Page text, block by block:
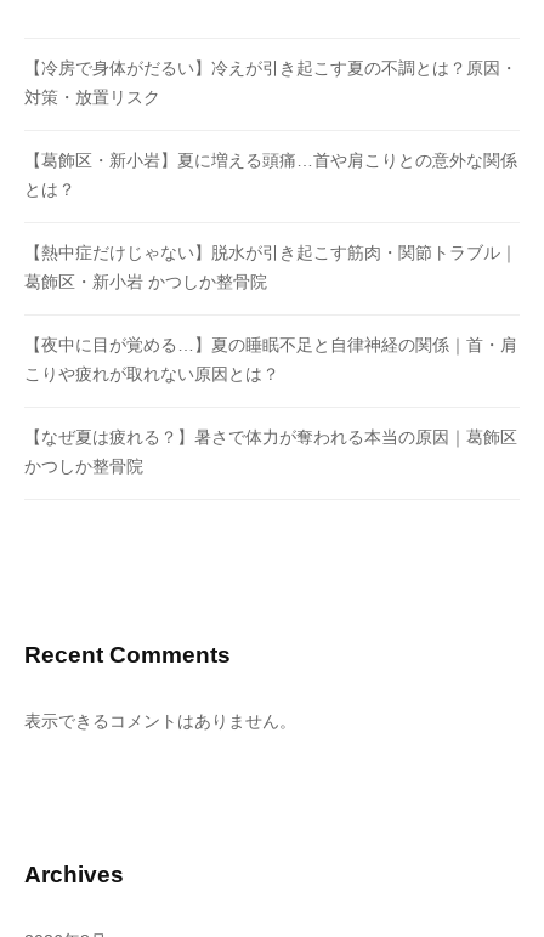
【冷房で身体がだるい】冷えが引き起こす夏の不調とは？原因・
対策・放置リスク
【葛飾区・新小岩】夏に増える頭痛…首や肩こりとの意外な関係
とは？
【熱中症だけじゃない】脱水が引き起こす筋肉・関節トラブル｜
葛飾区・新小岩 かつしか整骨院
【夜中に目が覚める…】夏の睡眠不足と自律神経の関係｜首・肩
こりや疲れが取れない原因とは？
【なぜ夏は疲れる？】暑さで体力が奪われる本当の原因｜葛飾区
かつしか整骨院
Recent Comments
表示できるコメントはありません。
Archives